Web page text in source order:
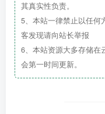
大班幼儿
2019年
日（含）出
其真实性负责。
5、本站一律禁止以任何
客发现请向站长举报
6、本站资源大多存储在
会第一时间更新。